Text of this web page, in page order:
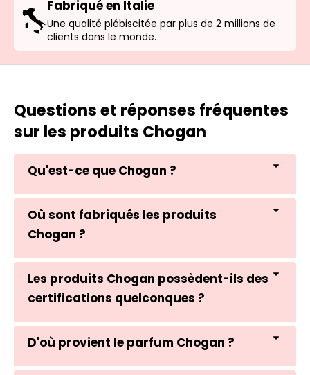
Fabriqué en Italie
Une qualité plébiscitée par plus de 2 millions de
clients dans le monde.
Questions et réponses fréquentes
sur les produits Chogan
Qu'est-ce que Chogan ?
Où sont fabriqués les produits
Chogan ?
Les produits Chogan possèdent-ils des
certifications quelconques ?
D'où provient le parfum Chogan ?